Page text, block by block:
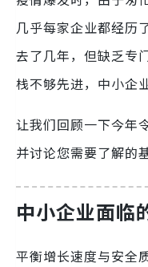
几乎每家企业都经历
去了几年，但缺乏专
栈不够先进，中小企
让我们回顾一下今年
并讨论您需要了解的
中小企业面临
平衡增长速度与安全